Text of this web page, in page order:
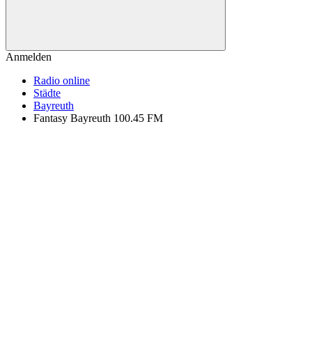
Anmelden
Radio online
Städte
Bayreuth
Fantasy Bayreuth 100.45 FM